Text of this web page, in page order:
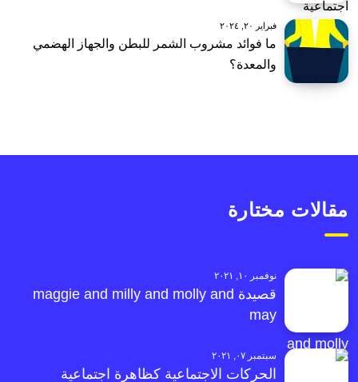
فبراير ٢٠, ٢٠٢٤
ما فوائد مشروب الشمر للبطن والجهاز الهضمي
والمعدة؟
مقالات مختارة
نوفمبر ١٠, ٢٠٢١
قصيدة maggie and milly and molly and
may
سبتمبر ٠٧, ٢٠٢١
الحركات الاجتماعية كظاهرة اجتماعية